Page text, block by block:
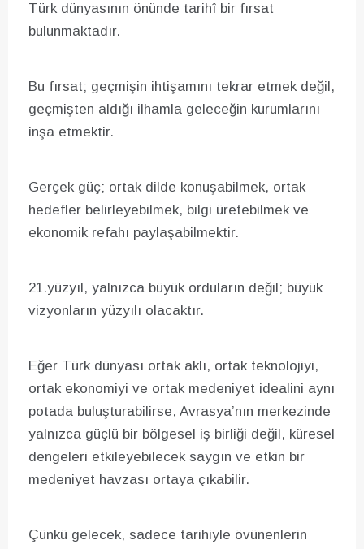
Türk dünyasının önünde tarihî bir fırsat
bulunmaktadır.
Bu fırsat; geçmişin ihtişamını tekrar etmek değil,
geçmişten aldığı ilhamla geleceğin kurumlarını
inşa etmektir.
Gerçek güç; ortak dilde konuşabilmek, ortak
hedefler belirleyebilmek, bilgi üretebilmek ve
ekonomik refahı paylaşabilmektir.
21.yüzyıl, yalnızca büyük orduların değil; büyük
vizyonların yüzyılı olacaktır.
Eğer Türk dünyası ortak aklı, ortak teknolojiyi,
ortak ekonomiyi ve ortak medeniyet idealini aynı
potada buluşturabilirse, Avrasya’nın merkezinde
yalnızca güçlü bir bölgesel iş birliği değil, küresel
dengeleri etkileyebilecek saygın ve etkin bir
medeniyet havzası ortaya çıkabilir.
Çünkü gelecek, sadece tarihiyle övünenlerin